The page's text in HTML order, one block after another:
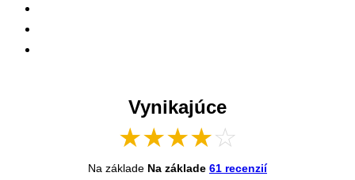
Vynikajúce
★★★★☆
Na základe Na základe 61 recenzií